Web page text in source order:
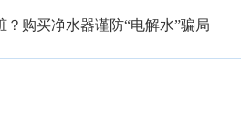
？购买净水器谨防“电解水”骗局